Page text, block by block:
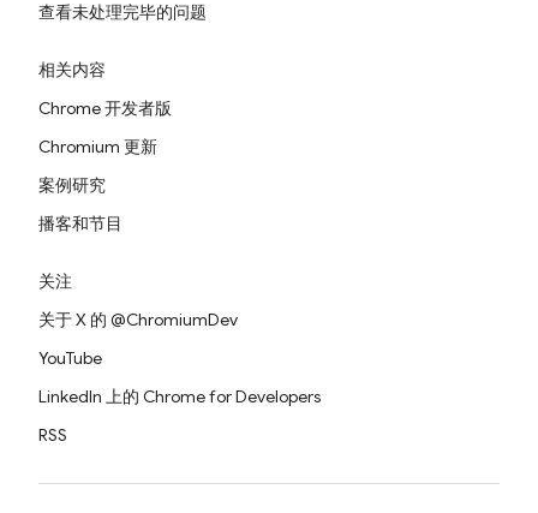
查看未处理完毕的问题
相关内容
Chrome 开发者版
Chromium 更新
案例研究
播客和节目
关注
关于 X 的 @ChromiumDev
YouTube
LinkedIn 上的 Chrome for Developers
RSS